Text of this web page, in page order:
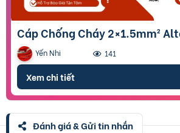
Cáp Chống Cháy 2×1.5mm²
Yến Nhi 141
Xem chi tiết
Đánh giá & Gửi tin nhắn